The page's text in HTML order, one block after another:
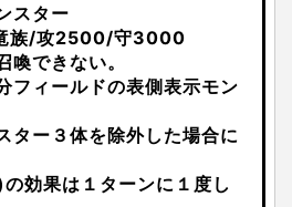
スター
族/攻2500/守3000
喚できない。
フィールドの表側表示モン
ター３体を除外した場合に
効果は１ターンに１度し